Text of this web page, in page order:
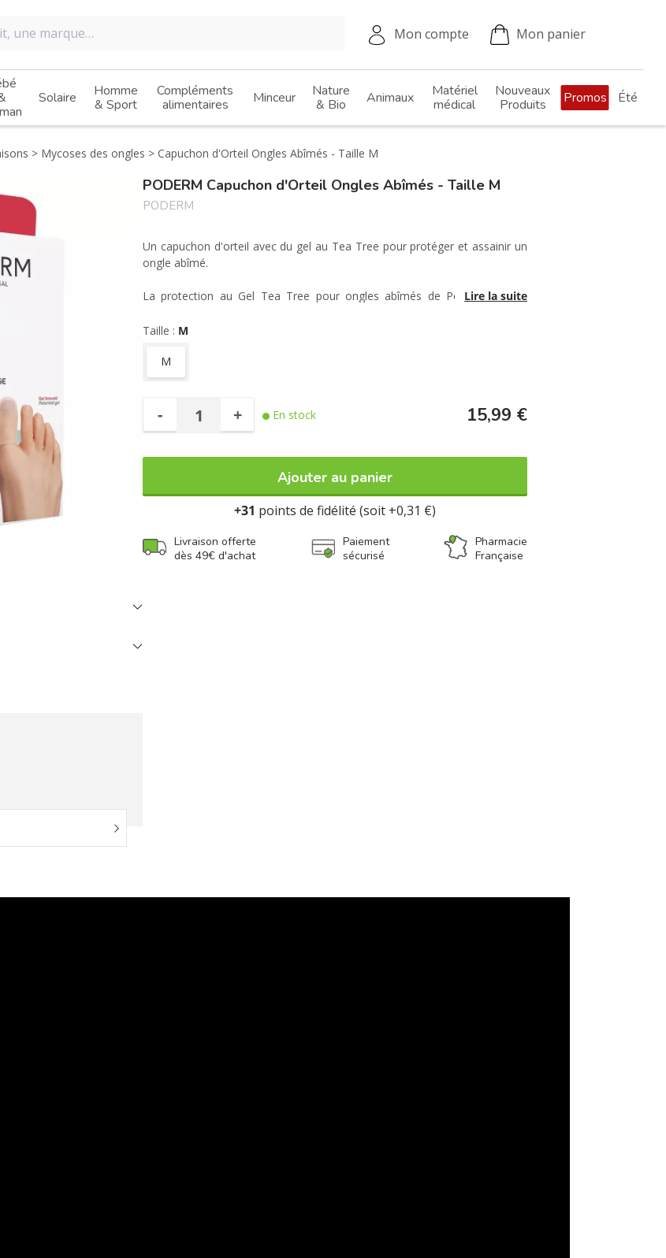
Mon compte Mon panier
Solaire
Homme
& Sport
Compléments
alimentaires
Minceur
Nature
& Bio
Animaux
Matériel
médical
Nouveaux
Produits
Promos Été
Mycoses des ongles Capuchon d'Orteil Ongles Abîmés - Taille M
PODERM Capuchon d'Orteil Ongles Abîmés - Taille M
PODERM
Un capuchon d'orteil avec du gel au Tea Tree pour protéger et assainir un
ongle abîmé.
La protection au Gel Tea Tree pour ongles abîmés de Poderm est un
protégeant et en prévenant son décollement ainsi que sa dégradation. Ce
la repousse de l'ongle.
Lire la suite
Taille : M
M
En stock
- + 15,99 €
Ajouter au panier
+31 points de fidélité (soit +0,31 €)
Livraison offerte
dès 49€ d'achat
Paiement
sécurisé
Pharmacie
Française